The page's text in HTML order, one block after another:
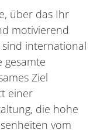
über das Ihr
motivierend
international
gesamte
Ziel
einer
die hohe
vom